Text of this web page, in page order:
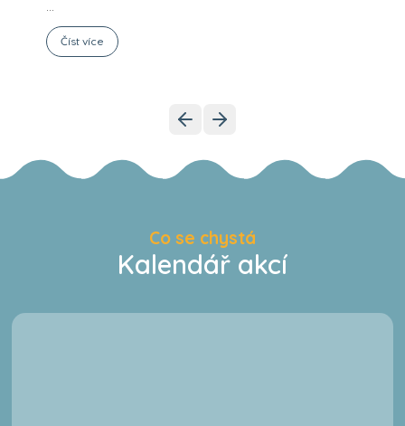
...
Číst více
Co se chystá
Kalendář akcí